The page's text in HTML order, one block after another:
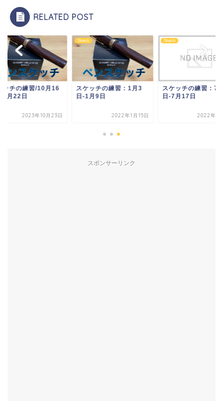
RELATED POST
ッチの練習/10月16
月22日
2023年10月23日
Sketch
スケッチの練習：1月3
日-1月9日
2022年1月15日
Sketch
スケッチの練習：7
日-7月17日
2022年7
スポンサーリンク